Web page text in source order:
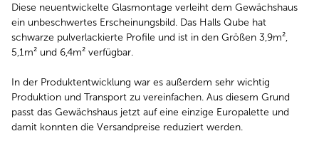
Diese neuentwickelte Glasmontage verleiht dem Gewächshaus
ein unbeschwertes Erscheinungsbild. Das Halls Qube hat
schwarze pulverlackierte Profile und ist in den Größen 3,9m²,
5,1m² und 6,4m² verfügbar.
In der Produktentwicklung war es außerdem sehr wichtig
Produktion und Transport zu vereinfachen. Aus diesem Grund
passt das Gewächshaus jetzt auf eine einzige Europalette und
damit konnten die Versandpreise reduziert werden.